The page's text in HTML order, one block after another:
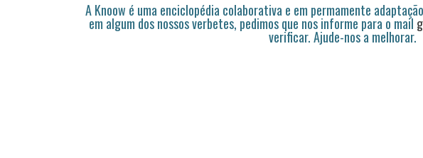
A Knoow é uma enciclopédia colaborativa e em permamente
em algum dos nossos verbetes, pedimos que nos informe para o mail
verificar. Ajude-nos a melhorar.